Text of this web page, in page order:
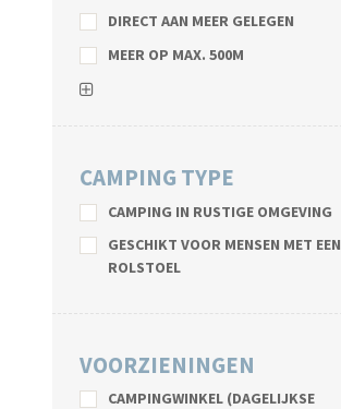
DIRECT AAN MEER GELEGEN
MEER OP MAX. 500M
CAMPING TYPE
CAMPING IN RUSTIGE OMGEVING
GESCHIKT VOOR MENSEN MET EEN
ROLSTOEL
VOORZIENINGEN
CAMPINGWINKEL (DAGELIJKSE